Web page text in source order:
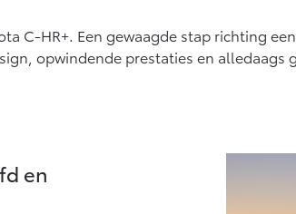
(excl. BTW)
ALS BATTERIJ-
Land Cruiser (excl.
C-HR+. Een gewaagde stap richting
opwindende prestaties en alledaags
en